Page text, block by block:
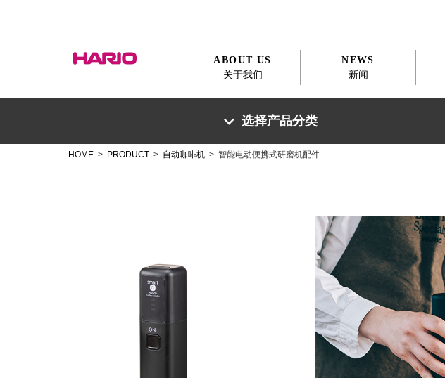
ABOUT US
关于我们
NEWS
新闻
选择产品分类
HOME > PRODUCT > 自动咖啡机 > 智能电动便携式研磨机配件